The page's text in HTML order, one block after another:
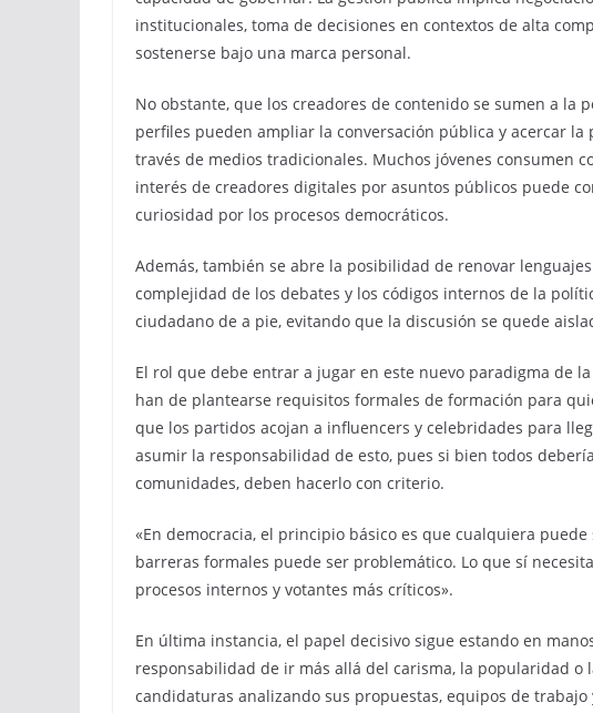
institucionales, toma de decisiones en contextos de alta
sostenerse bajo una marca personal.
No obstante, que los creadores de contenido se sumen a la
perfiles pueden ampliar la conversación pública y acercar
través de medios tradicionales. Muchos jóvenes consumen
interés de creadores digitales por asuntos públicos puede
curiosidad por los procesos democráticos.
Además, también se abre la posibilidad de renovar
complejidad de los debates y los códigos internos de la
ciudadano de a pie, evitando que la discusión se quede
El rol que debe entrar a jugar en este nuevo paradigma de
han de plantearse requisitos formales de formación para
que los partidos acojan a influencers y celebridades para
asumir la responsabilidad de esto, pues si bien todos
comunidades, deben hacerlo con criterio.
«En democracia, el principio básico es que cualquiera
barreras formales puede ser problemático. Lo que sí
procesos internos y votantes más críticos».
En última instancia, el papel decisivo sigue estando en
responsabilidad de ir más allá del carisma, la popularidad o
candidaturas analizando sus propuestas, equipos de